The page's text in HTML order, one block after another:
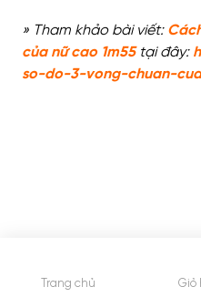
» Tham khảo bài viết:
của nữ cao 1m55tại đây:
so-do-3-vong-chuan-
Trang chủ Giỏ